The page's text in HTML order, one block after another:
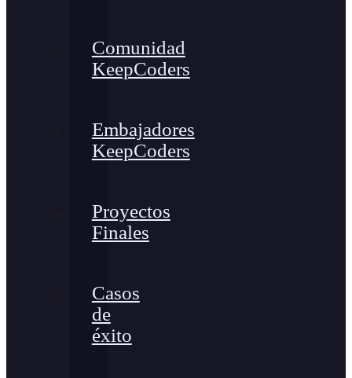
Comunidad
KeepCoders
Embajadores
KeepCoders
Proyectos
Finales
Casos
de
éxito